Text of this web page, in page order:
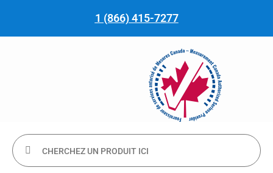
1 (866) 415-7277